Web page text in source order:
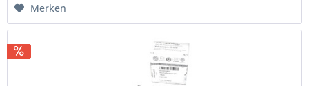
Merken